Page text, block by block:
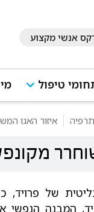
אנשי מקצוע
טיפול
איזור האגו
של
המבנה הנפשי